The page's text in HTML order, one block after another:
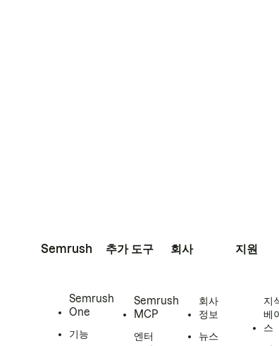
Semrush
Semrush
One
기능
추가 도구
Semrush
MCP
엔터
회사
회사
정보
뉴스
지원
지
베
스